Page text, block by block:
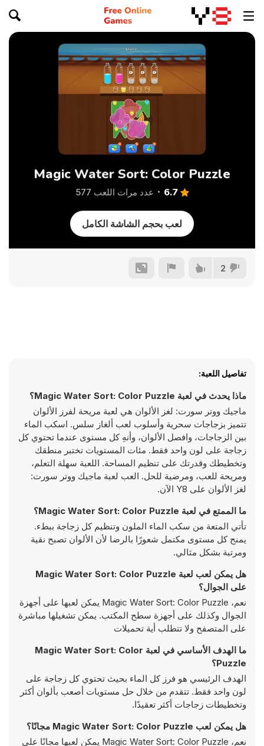
Magic Water Sort: Color Puzzle
6.7 عدد مرات اللعب 577
لعب بحجم الشاشة الكامل
2
تفاصيل اللعبة:
ماذا يحدث في لعبة Magic Water Sort: Color Puzzle؟
ماجيك ووتر سورت: لغز الألوان هي لعبة مريحة لفرز الألوان
تتميز بزجاجات سحرية وأسلوب لعب ألغاز سلس. اسكب الماء
بين الزجاجات، وافصل الألوان، وأنهِ كل مستوى عندما تحتوي كل
زجاجة على لون واحد فقط. مئات المستويات تختبر منطقك
وتخطيطك وقدرتك على تنظيم المساحة. اللعبة سهلة التعلم،
ومريحة للعب، ومرضية للحل. العب لعبة ماجيك ووتر سورت:
لغز الألوان على Y8 الآن.
ما الممتع في لعبة Magic Water Sort: Color Puzzle؟
تأتي المتعة من سكب الماء الملون وتنظيم كل زجاجة ببطء.
يمنح كل مستوى مكتمل شعورًا بالرضا لأن الألوان تصبح نقية
ومرتبة بشكل مثالي.
هل يمكن لعب لعبة Magic Water Sort: Color Puzzle
على الجوال؟
نعم، Magic Water Sort: Color Puzzle يمكن لعبها على أجهزة
الجوال وكذلك على أجهزة سطح المكتب. يمكن تشغيلها مباشرة
على المتصفح ولا تتطلب أية تحميلات
ما الهدف الأساسي في لعبة Magic Water Sort: Color
Puzzle؟
الهدف الرئيسي هو فرز كل الماء بحيث تحتوي كل زجاجة على
لون واحد فقط. تتقدم من خلال حل مستويات أصعب بألوان أكثر
وتخطيطات زجاجات أكثر تعقيدًا.
هل يمكن لعب Magic Water Sort: Color Puzzle مجانًا؟
نعم، Magic Water Sort: Color Puzzle يمكن لعبها مجانًا على